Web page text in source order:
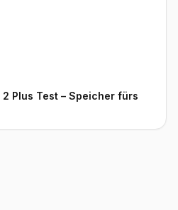
Plus Test – Speicher fürs